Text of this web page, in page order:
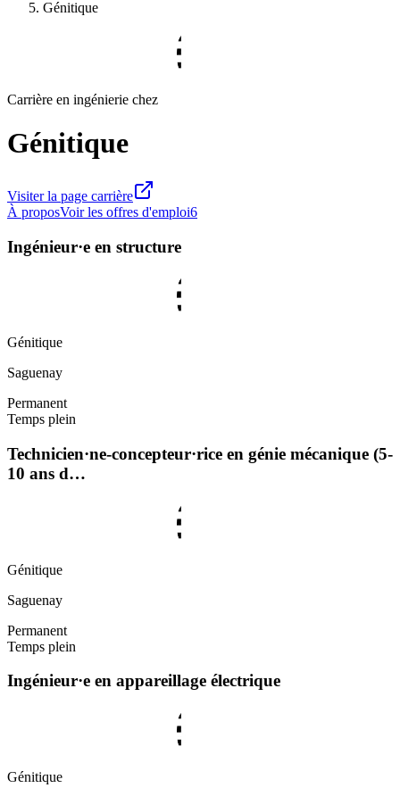
Génitique
Carrière en ingénierie chez
Génitique
Visiter la page carrière
À proposVoir les offres d'emploi6
Ingénieur·e en structure
Génitique
Saguenay
Permanent
Temps plein
Technicien·ne-concepteur·rice en génie mécanique (5-
10 ans d…
Génitique
Saguenay
Permanent
Temps plein
Ingénieur·e en appareillage électrique
Génitique